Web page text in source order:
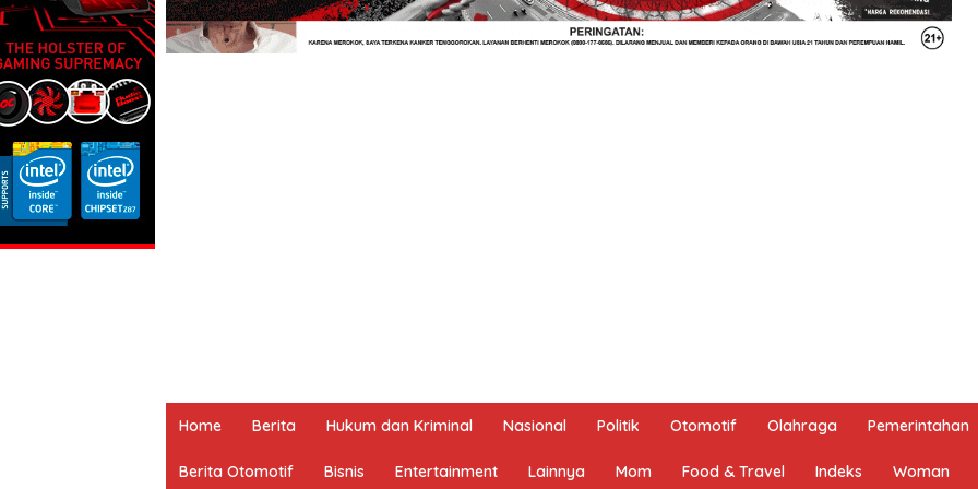
Home Berita Hukum dan Kriminal Nasional Politik Otomotif Olahraga Pemerintahan
Berita Otomotif Bisnis Entertainment Lainnya Mom Food & Travel Indeks Woman